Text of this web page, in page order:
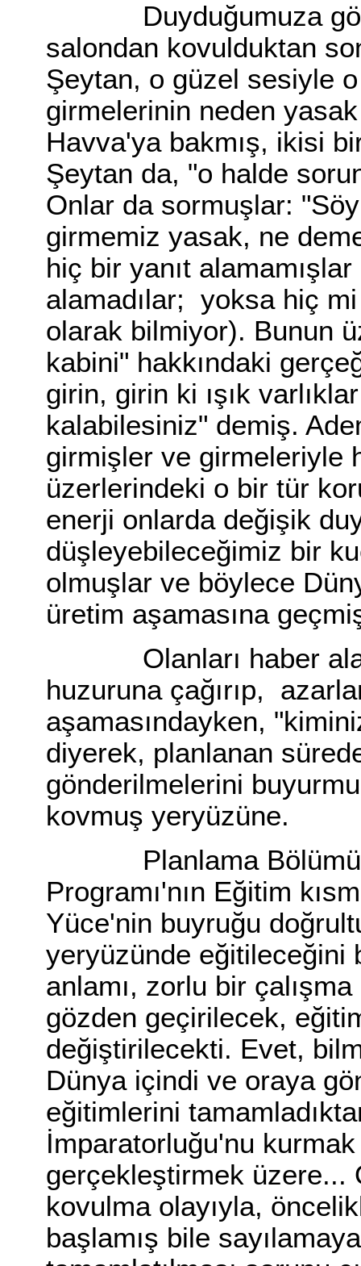
Duyduğumuza göre,
salondan kovulduktan
Şeytan, o güzel sesiyle
girmelerinin neden
Havva'ya bakmış, ikisi
Şeytan da, "o halde
Onlar da sormuşlar:
girmemiz yasak, ne
hiç bir yanıt
alamadılar; yoksa hiç
olarak bilmiyor). Bunun
kabini" hakkındaki
girin, girin ki ışık
kalabilesiniz" demiş.
girmişler ve girmeleriyle
üzerlerindeki o bir tür
enerji onlarda değişik
düşleyebileceğimiz bir
olmuşlar ve böylece
üretim aşamasına
Olanları haber alan
huzuruna çağırıp,
aşamasındayken,
diyerek, planlanan
gönderilmelerini
kovmuş yeryüzüne.
Planlama Bölümü
Programı'nın Eğitim
Yüce'nin buyruğu
yeryüzünde eğitileceğini
anlamı, zorlu bir
gözden geçirilecek,
değiştirilecekti. Evet,
Dünya içindi ve oraya
eğitimlerini
İmparatorluğu'nu
gerçekleştirmek üzere...
kovulma olayıyla,
başlamış bile